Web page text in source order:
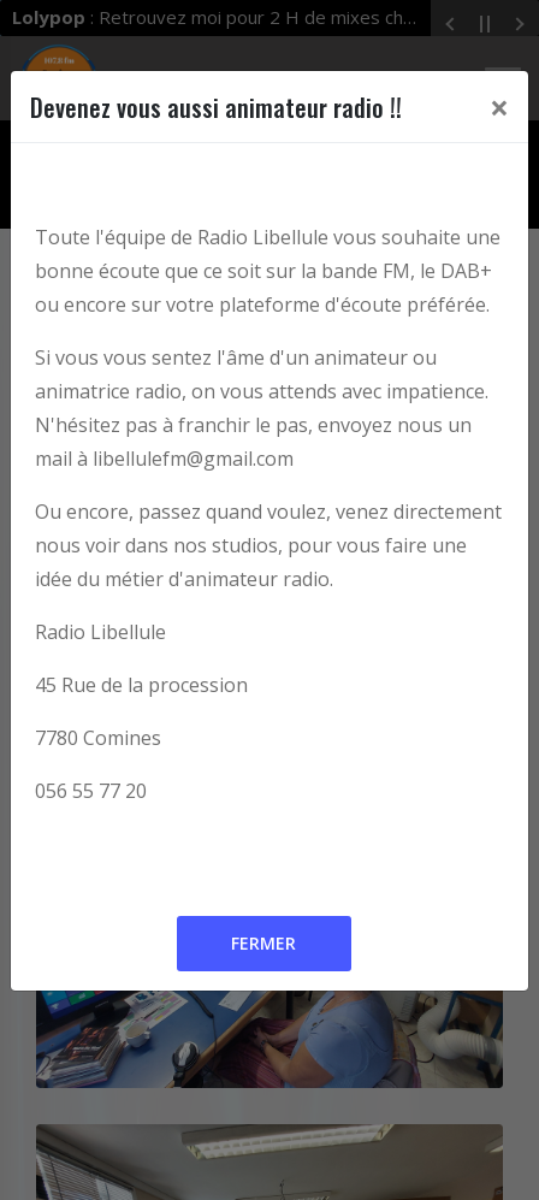
Lolypop : Retrouvez moi pour 2 H de mixes chaque mercredi dès 19 h 00 à 21 h 00 ! Enjoy !
Notre galerie Photo
Devenez vous aussi animateur radio !! ×
Toute l'équipe de Radio Libellule vous souhaite une
bonne écoute que ce soit sur la bande FM, le DAB+
ou encore sur votre plateforme d'écoute préférée.
Si vous vous sentez l'âme d'un animateur ou
animatrice radio, on vous attends avec impatience.
N'hésitez pas à franchir le pas, envoyez nous un
mail à libellulefm@gmail.com
Ou encore, passez quand voulez, venez directement
nous voir dans nos studios, pour vous faire une
idée du métier d'animateur radio.
Radio Libellule
45 Rue de la procession
7780 Comines
056 55 77 20